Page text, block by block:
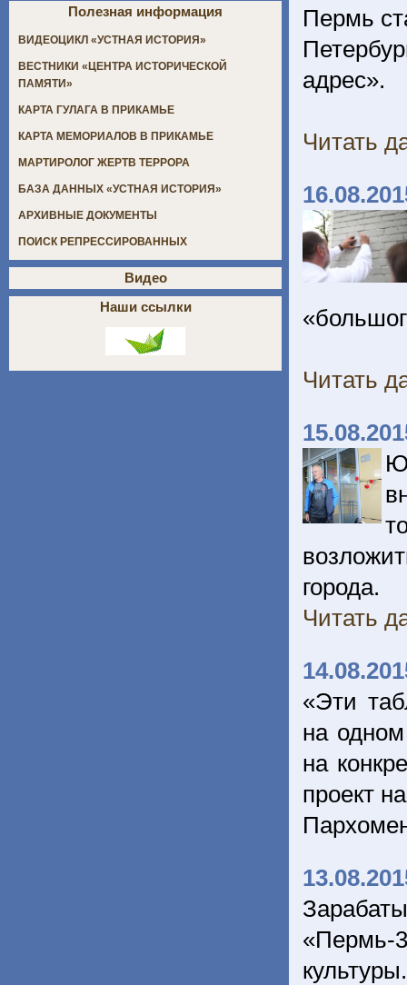
Пермь
адрес».
Читать
Читать
города.
Читать
«Эти
на
на
проект
«Пермь-
Полезная информация
ВИДЕОЦИКЛ «УСТНАЯ ИСТОРИЯ»
ВЕСТНИКИ «ЦЕНТРА ИСТОРИЧЕСКОЙ
ПАМЯТИ»
КАРТА ГУЛАГА В ПРИКАМЬЕ
КАРТА МЕМОРИАЛОВ В ПРИКАМЬЕ
МАРТИРОЛОГ ЖЕРТВ ТЕРРОРА
БАЗА ДАННЫХ «УСТНАЯ ИСТОРИЯ»
АРХИВНЫЕ ДОКУМЕНТЫ
ПОИСК РЕПРЕССИРОВАННЫХ
Видео
Наши ссылки